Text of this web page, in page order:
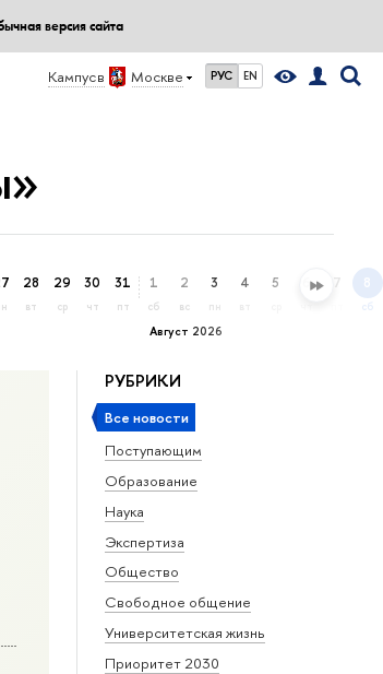
версия сайта
Кампус в Москве РУС EN
28
вт
29
ср
30
чт
31
пт
Август 2026
1
сб
2
вс
3
пн
4 5 6 7 8
сб
РУБРИКИ
Все новости
Поступающим
Образование
Наука
Экспертиза
Общество
Свободное общение
Университетская жизнь
Приоритет 2030